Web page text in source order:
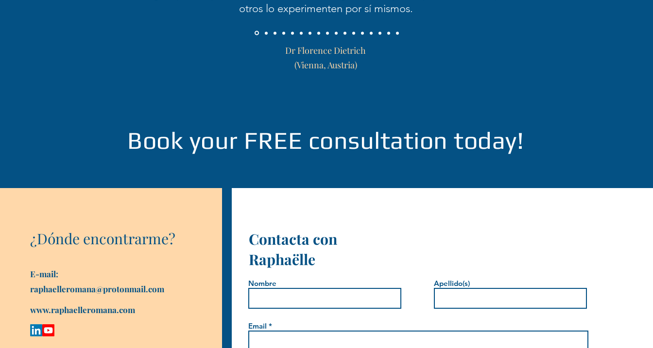
otros lo experimenten por sí mismos.
Dr Florence Dietrich
(Vienna, Austria)
Book your FREE consultation today!
¿Dónde encontrarme?
E-mail:
raphaelleromana@protonmail.com
www.raphaelleromana.com
Contacta con
Raphaëlle
Nombre Apellido(s)
Email